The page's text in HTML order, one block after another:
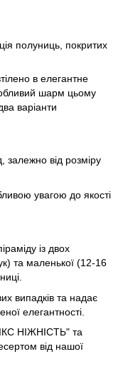
полуниць, покритих
в елегантне
шарм цьому
варіанти
залежно від розміру
увагою до якості
із двох
та маленької (12-16
випадків та надає
елегантності.
НІЖНІСТЬ" та
від нашої